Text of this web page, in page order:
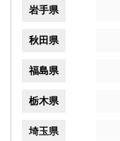
岩手県
秋田県
福島県
栃木県
埼玉県